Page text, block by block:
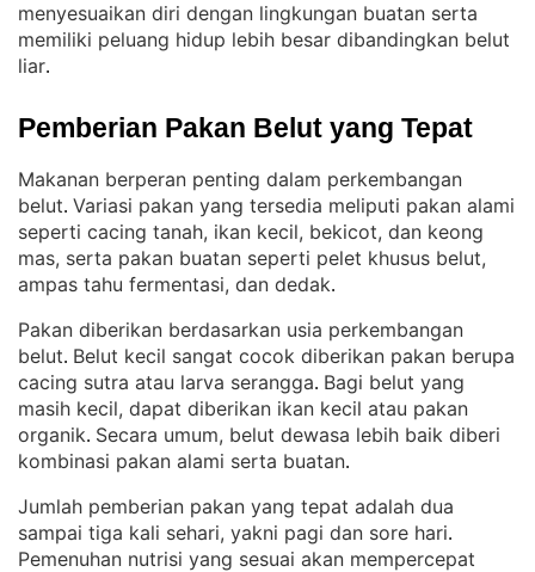
menyesuaikan diri dengan lingkungan buatan serta
memiliki peluang hidup lebih besar dibandingkan belut
liar.
Pemberian Pakan Belut yang Tepat
Makanan berperan penting dalam perkembangan
belut. Variasi pakan yang tersedia meliputi pakan alami
seperti cacing tanah, ikan kecil, bekicot, dan keong
mas, serta pakan buatan seperti pelet khusus belut,
ampas tahu fermentasi, dan dedak.
Pakan diberikan berdasarkan usia perkembangan
belut. Belut kecil sangat cocok diberikan pakan berupa
cacing sutra atau larva serangga. Bagi belut yang
masih kecil, dapat diberikan ikan kecil atau pakan
organik. Secara umum, belut dewasa lebih baik diberi
kombinasi pakan alami serta buatan.
Jumlah pemberian pakan yang tepat adalah dua
sampai tiga kali sehari, yakni pagi dan sore hari
Pemenuhan nutrisi yang sesuai akan mempercepat